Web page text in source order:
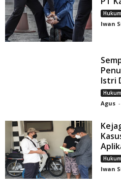
Hukum
Iwan
Istri
Hukum
Agus -
Hukum
Iwan